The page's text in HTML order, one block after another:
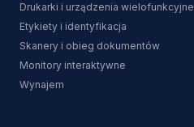
Drukarki i urządzenia wielofunkcyjne
Etykiety i identyfikacja
Skanery i obieg dokumentów
Monitory interaktywne
Wynajem